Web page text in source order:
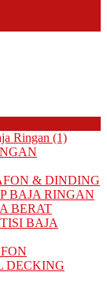
& DINDING
BAJA RINGAN
BERAT
BAJA
DECKING